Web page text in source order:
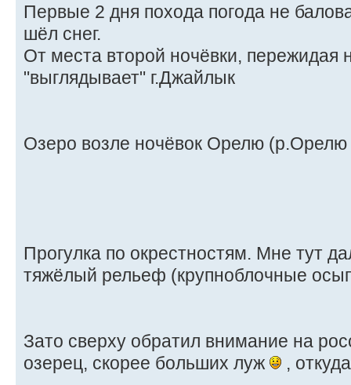
Первые 2 дня похода погода не
шёл снег.
От места второй ночёвки, пережидая
"выглядывает" г.Джайлык
Озеро возле ночёвок Орелю
Прогулка по окрестностям. Мне тут
тяжёлый рельеф (крупноблочные
Зато сверху обратил внимание на
озерец, скорее больших луж
,